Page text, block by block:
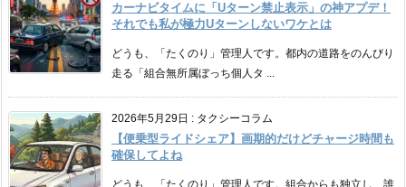
カーナビタイムに「Uターン禁止表示」の神アプデ！
それでも私が極力Uターンしないワケとは
どうも、「たくのり」管理人です。都内の道路をのんびり
走る「組合無所属ぼっち個人タ ...
2026年5月29日 : タクシーコラム
【便乗型ライドシェア】画期的だけどチャージ時間も
確保してよね
どうも、「たくのり」管理人です。組合からも独立し、誰